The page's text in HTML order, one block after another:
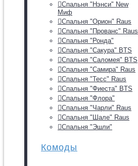
Спальня "Нэнси" New
Миф
Спальня "Орион" Raus
Спальня "Прованс" Raus
Спальня "Ронда"
Спальня "Сакура" BTS
Спальня "Саломея" BTS
Спальня "Самира" Raus
Спальня "Тесс" Raus
Спальня "Фиеста" BTS
Спальня "Флора"
Спальня "Чарли" Raus
Спальня "Шале" Raus
Спальня "Эшли"
Комоды